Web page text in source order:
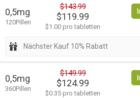
0,5mg
120Pillen
$143.99
$119.99
$1.00 pro tabletten
Nächster Kauf 10% Rabatt
0,5mg
360Pillen
$149.99
$124.99
$0.35 pro tabletten